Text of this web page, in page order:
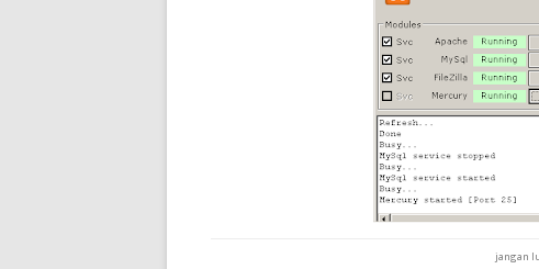
jangan